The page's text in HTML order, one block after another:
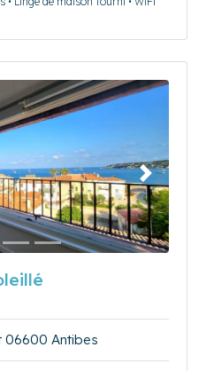
Suivant
06600 Antibes